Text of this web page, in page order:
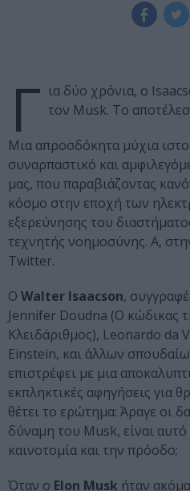
Γ ια δύο χρόνια, ο
τον Musk. Το
Μια απροσδόκητα μύχια
συναρπαστικό και
μας, που παραβιάζοντας
κόσμο στην εποχή των
εξερεύνησης του
τεχνητής νοημοσύνης. Α,
Twitter.
Ο Walter Isaacson,
Jennifer Doudna (Ο κώδικας
Κλειδάριθμος), Leonardo da
Einstein, και άλλων
επιστρέφει με μια
εκπληκτικές αφηγήσεις για
θέτει το ερώτημα: Άραγε οι
δύναμη του Musk, είναι
καινοτομία και την πρόοδο;
Όταν ο Elon Musk ήταν